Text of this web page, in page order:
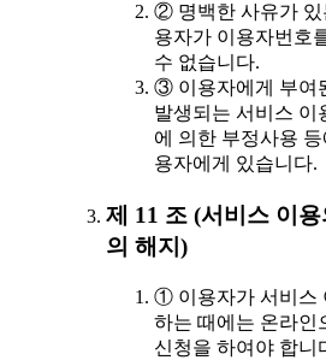
② 명백한 사유가 있
용자가 이용자번호
수 없습니다.
③ 이용자에게 부여
발생되는 서비스 이
에 의한 부정사용 등
용자에게 있습니다.
제 11 조 (서비스 이
의 해지)
① 이용자가 서비스
하는 때에는 온라인
신청을 하여야 합니